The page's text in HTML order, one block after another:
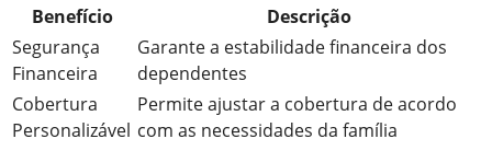
Benefício
Descrição
Segurança
Financeira
Garante a estabilidade financeira dos
dependentes
Cobertura
Personalizável
Permite ajustar a cobertura de acordo
com as necessidades da família